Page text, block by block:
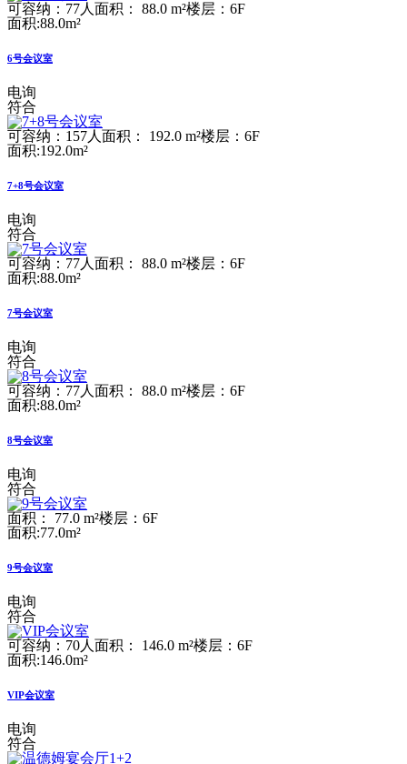
可容纳：77人 面积： 88.0 m²楼层：6F
面积:88.0m²
6号会议室
电询
符合
可容纳：157人 面积： 192.0 m²楼层：6F
面积:192.0m²
7+8号会议室
电询
符合
可容纳：77人 面积： 88.0 m²楼层：6F
面积:88.0m²
7号会议室
电询
符合
可容纳：77人 面积： 88.0 m²楼层：6F
面积:88.0m²
8号会议室
电询
符合
面积： 77.0 m²楼层：6F
面积:77.0m²
9号会议室
电询
符合
可容纳：70人 面积： 146.0 m²楼层：6F
面积:146.0m²
VIP会议室
电询
符合